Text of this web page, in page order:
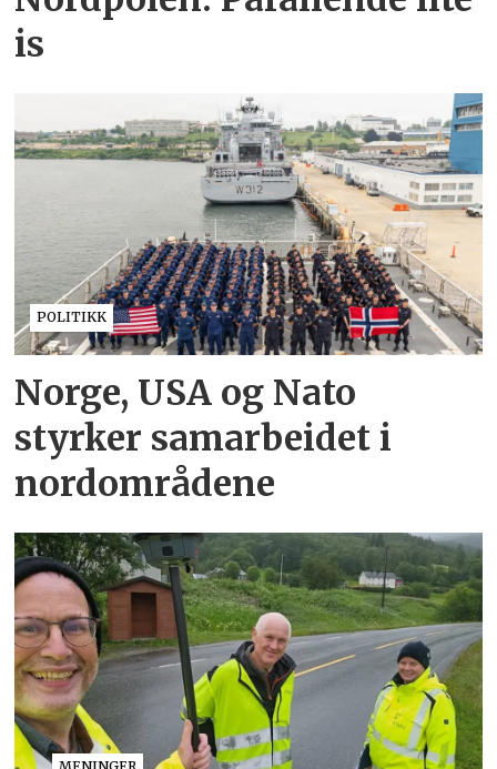
is
POLITIKK
Norge, USA og Nato
styrker samarbeidet i
nordområdene